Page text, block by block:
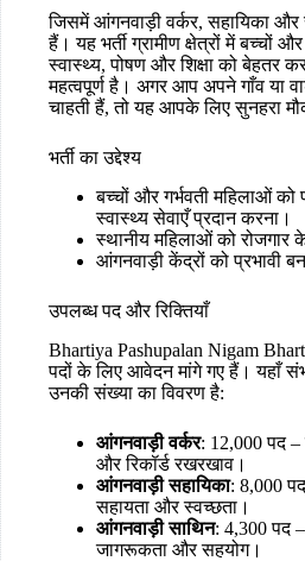
जिसमें आंगनवाड़ी वर्कर, सहायिका और
हैं। यह भर्ती ग्रामीण क्षेत्रों में बच्चों
स्वास्थ्य, पोषण और शिक्षा को बेहतर
महत्वपूर्ण है। अगर आप अपने गाँव या
चाहती हैं, तो यह आपके लिए सुनहरा
भर्ती का उद्देश्य
बच्चों और गर्भवती महिलाओं को
स्वास्थ्य सेवाएँ प्रदान करना।
स्थानीय महिलाओं को रोजगार
आंगनवाड़ी केंद्रों को प्रभावी
उपलब्ध पद और रिक्तियाँ
Bhartiya Pashupalan Nigam
पदों के लिए आवेदन मांगे गए हैं। यहाँ
उनकी संख्या का विवरण है:
आंगनवाड़ी वर्कर: 12,000 पद
और रिकॉर्ड रखरखाव।
आंगनवाड़ी सहायिका: 8,000
सहायता और स्वच्छता।
आंगनवाड़ी साथिन: 4,300 पद
जागरूकता और सहयोग।